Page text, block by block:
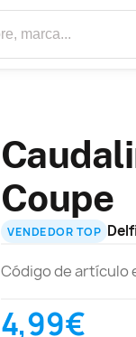
Coupe
VENDEDOR TOP
Código de artículo
4,99€